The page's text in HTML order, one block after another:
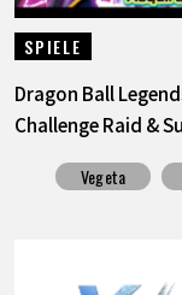
SPIELE
Dragon Ball
Challenge Raid &
Vegeta